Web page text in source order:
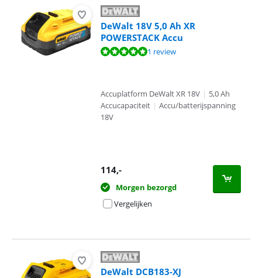
DeWalt 18V 5,0 Ah XR
POWERSTACK Accu
Beoordeling is 10 van de 10, gebaseerd op 1 review.
1 review
Accuplatform DeWalt XR 18V | 5,0 Ah
Accucapaciteit | Accu/batterijspanning
18V
114,-
Morgen bezorgd
Vergelijken
DeWalt DCB183-XJ